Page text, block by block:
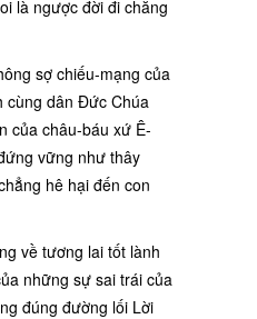
là ngược đời đi chăng
sợ chiếu-mạng của
cùng dân Đức Chúa
của châu-báu xứ Ê-
vững như thây
hê hại đến con
về tương lai tốt lành
những sự sai trái của
đúng đường lối Lời